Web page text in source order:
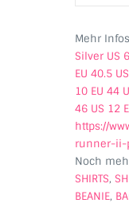
Mehr
Silver US
EU 40.5
10 EU 44
46 US 12
https://
runner-ii-
Noch
SHIRTS,
BEANIE,